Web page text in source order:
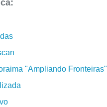
"Ampliando Fronteiras"